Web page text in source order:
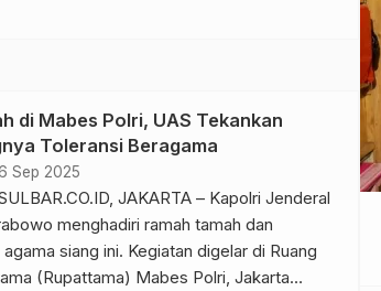
di Mabes Polri, UAS Tekankan
Toleransi Beragama
Sep 2025
JAKARTA – Kapolri Jenderal
menghadiri ramah tamah dan
siang ini. Kegiatan digelar di Ruang
(Rupattama) Mabes Polri, Jakarta